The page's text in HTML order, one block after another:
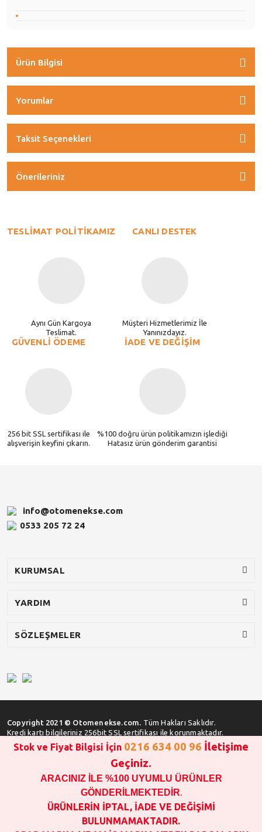
Ürün Bilgisi
Yorumlar
Taksit Seçenekleri
Önerileriniz
TESLİMAT POLİTİKAMIZ
Aynı Gün Kargoya
Teslimat.
CANLI DESTEK
Müşteri Hizmetlerimiz İle
Yanınızdayız.
GÜVENLİ ÖDEME
256 bit SSL sertifikası ile
alışverişin keyfini çıkarın.
İADE VE DEĞİŞİM
%100 doğru ürün politikamızın işlediği
Hatasız ürün gönderim garantisi
info@otomenekse.com
0533 205 72 24
KURUMSAL
YARDIM
SÖZLEŞMELER
Copyright 2021 © Otomenekse.com. Tüm Hakları Saklıdır.
Kredi kartı bilgileriniz 256bit SSL sertifikası ile korunmaktadır.
SATIN ALMA İŞLEMİ YAPMADAN ÖNCE
STOK VE FİYAT BİLGİSİ ALINIZ !!!
1000 TL VE ÜSTÜ SİPARİŞ VERİLEBİLİR!!!
OPAR MARKA VE MAİS MARKA YEDEK PARÇALARIN
GARANTİSİ YOKTUR!!!!!!!!!!!
Stok ve Fiyat Bilgisi İçin 0216 634 00 96 İletişime
Geçiniz.
ARACINIZ İLE %100 UYUMLU ÜRÜNLER
GÖNDERİLMEKTEDİR.
ÜRÜNLERİN İPTAL, İADE VE DEĞİŞİMİ
BULUNMAMAKTADIR.